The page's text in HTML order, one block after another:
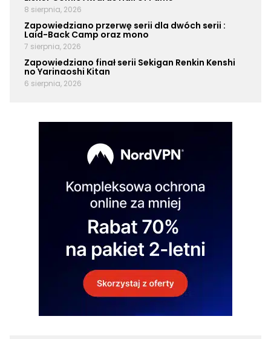
8 sierpnia, 2026
Zapowiedziano przerwę serii dla dwóch serii :
Laid-Back Camp oraz mono
7 sierpnia, 2026
Zapowiedziano finał serii Sekigan Renkin Kenshi
no Yarinaoshi Kitan
6 sierpnia, 2026